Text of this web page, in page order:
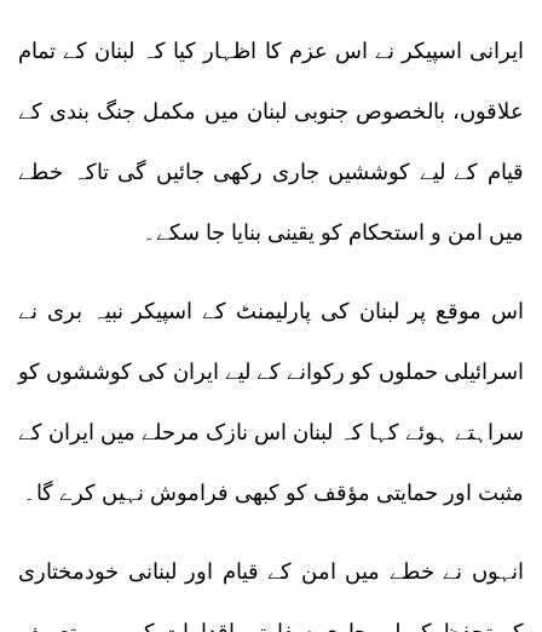
ایرانی اسپیکر نے اس عزم کا اظہار کیا کہ لبنان کے تمام
علاقوں، بالخصوص جنوبی لبنان میں مکمل جنگ بندی کے
قیام کے لیے کوششیں جاری رکھی جائیں گی تاکہ خطے
میں امن و استحکام کو یقینی بنایا جا سکے۔
اس موقع پر لبنان کی پارلیمنٹ کے اسپیکر نبیہ بری نے
اسرائیلی حملوں کو رکوانے کے لیے ایران کی کوششوں کو
سراہتے ہوئے کہا کہ لبنان اس نازک مرحلے میں ایران کے
مثبت اور حمایتی مؤقف کو کبھی فراموش نہیں کرے گا۔
انہوں نے خطے میں امن کے قیام اور لبنانی خودمختاری